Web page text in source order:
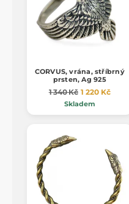
CORVUS, vrána, stříbrný
prsten, Ag 925
1 340 Kč 1 220 Kč
Skladem